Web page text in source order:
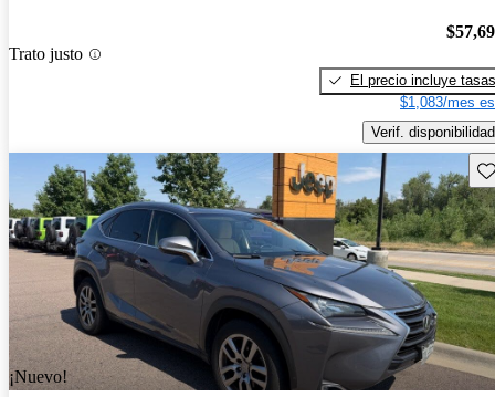
Trato justo
El precio incluye tasas
$1,083/mes
Verif. disponibilidad
¡Nuevo!